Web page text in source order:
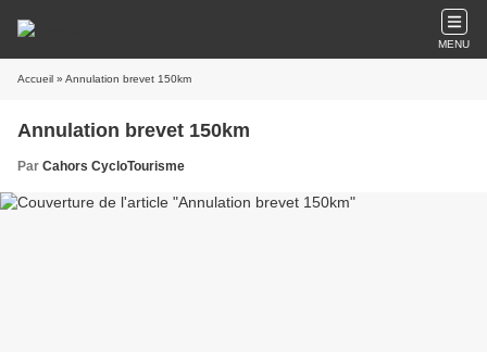
MENU
Accueil » Annulation brevet 150km
Annulation brevet 150km
Par Cahors CycloTourisme